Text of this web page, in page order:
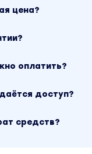
всем сферам
жизни.
цена?
оплатить?
доступ?
средств?